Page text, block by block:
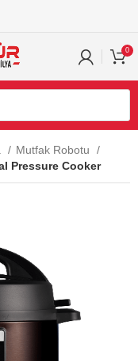
0
Mutfak Robotu
Pressure Cooker